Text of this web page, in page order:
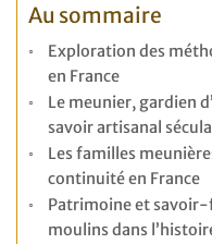
Au sommaire
Exploration des
en France
Le meunier, gardien
savoir artisanal
Les familles
continuité en France
Patrimoine et savoir-
moulins dans